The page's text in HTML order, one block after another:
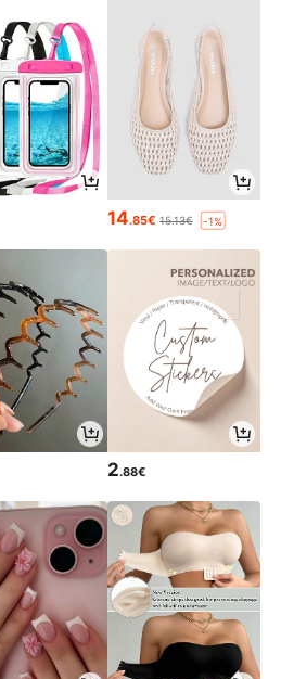
14.85€ 15.13€ -1%
2.88€